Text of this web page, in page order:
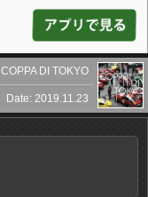
COPPA DI TOKYO
Date: 2019.11.23